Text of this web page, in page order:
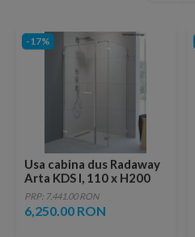
-17%
Usa cabina dus Radaway
Arta KDS I, 110 x H200
cm
PRP: 7,441.00 RON
6,250.00 RON